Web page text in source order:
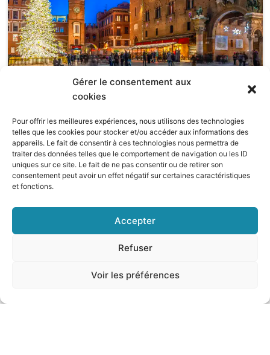
Gérer le consentement aux
cookies
Pour offrir les meilleures expériences, nous utilisons des technologies
telles que les cookies pour stocker et/ou accéder aux informations des
appareils. Le fait de consentir à ces technologies nous permettra de
traiter des données telles que le comportement de navigation ou les ID
uniques sur ce site. Le fait de ne pas consentir ou de retirer son
consentement peut avoir un effet négatif sur certaines caractéristiques
et fonctions.
Accepter
Refuser
Voir les préférences
Noël à Ferrare : un rêve Renaissance pour toute
13 novembre 2025 • Visitez L'Italie
L’année 2025 touche à sa fin, laissant derrière elle douze
mois riches en émotions et en souvenirs. Pour Ferrare, ce fut
une …